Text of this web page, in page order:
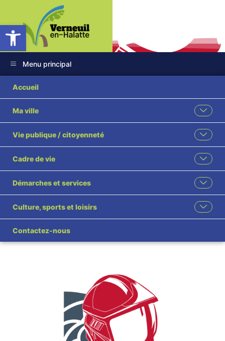
Ouvrir la barre d’outils
Menu principal
Accueil
Ma ville
Vie publique / citoyenneté
Cadre de vie
Démarches et services
Culture, sports et loisirs
Contactez-nous
Rapport d’activité
2025 SDIS
Rapport d’activité 2025 SDIS